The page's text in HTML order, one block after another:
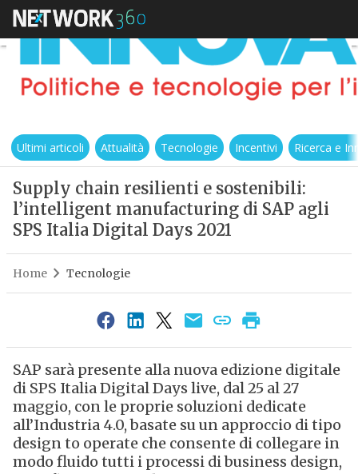
Ultimi articoli Attualità Tecnologie Incentivi Ricerca e
Supply chain resilienti e sostenibili:
l’intelligent manufacturing di SAP agli
SPS Italia Digital Days 2021
Home Tecnologie
SAP sarà presente alla nuova edizione digitale
di SPS Italia Digital Days live, dal 25 al 27
maggio, con le proprie soluzioni dedicate
all’Industria 4.0, basate su un approccio di tipo
design to operate che consente di collegare in
modo fluido tutti i processi di business design,